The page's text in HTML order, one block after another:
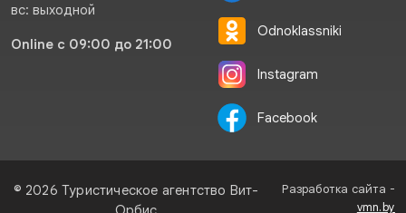
вс: выходной
Online с 09:00 до 21:00
Odnoklassniki
Instagram
Facebook
© 2026 Туристическое агентство Вит-
Разработка сайта -
vmn.by